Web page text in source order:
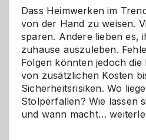
Dass Heimwerken im
von der Hand zu weisen.
sparen. Andere lieben es,
zuhause auszuleben.
Folgen könnten jedoch die
von zusätzlichen Kosten
Sicherheitsrisiken. Wo
Stolperfallen? Wie lassen
und wann macht…Selber